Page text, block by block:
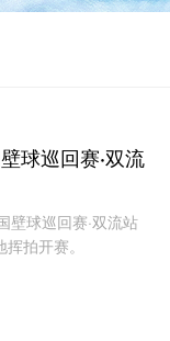
球巡回赛·双流
壁球巡回赛·双流站
拍开赛。